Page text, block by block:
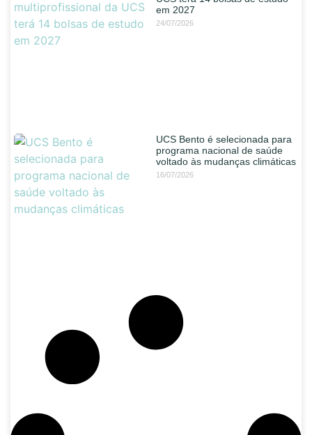
em 2027
24/07/2026
UCS Bento é selecionada para
programa nacional de saúde
voltado às mudanças climáticas
16/07/2026